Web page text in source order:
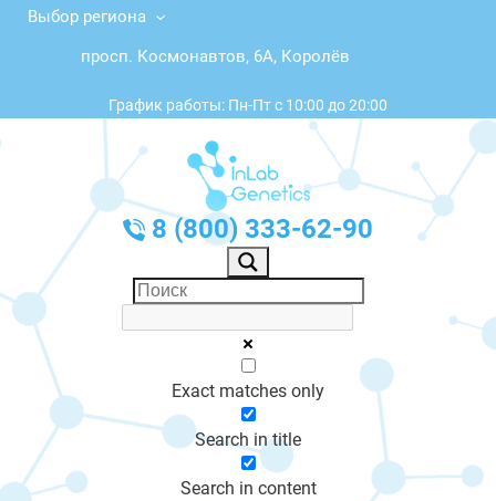
Выбор региона
просп. Космонавтов, 6А, Королёв
График работы: Пн-Пт с 10:00 до 20:00
8 (800) 333-62-90
Exact matches only
Search in title
Search in content